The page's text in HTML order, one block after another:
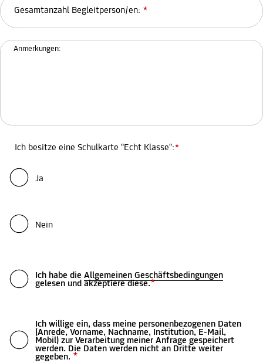
Gesamtanzahl Begleitperson/en: *
Anmerkungen:
Ich besitze eine Schulkarte "Echt Klasse":*
Ja
Nein
Ich habe die Allgemeinen Geschäftsbedingungen
gelesen und akzeptiere diese.*
Ich willige ein, dass meine personenbezogenen Daten
(Anrede, Vorname, Nachname, Institution, E-Mail,
Mobil) zur Verarbeitung meiner Anfrage gespeichert
werden. Die Daten werden nicht an Dritte weiter
gegeben. *